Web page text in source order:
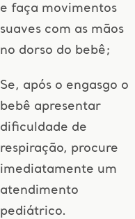
e faça movimentos
suaves com as mãos
no dorso do bebê;
Se, após o engasgo o
bebê apresentar
dificuldade de
respiração, procure
imediatamente um
atendimento
pediátrico.